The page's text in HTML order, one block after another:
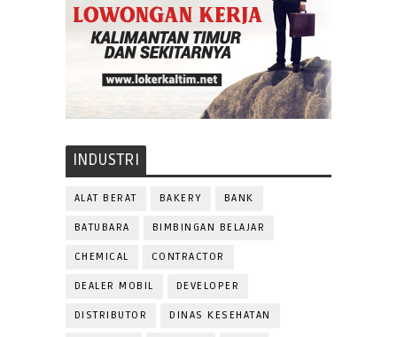
INDUSTRI
ALAT BERAT BAKERY BANK
BATUBARA BIMBINGAN BELAJAR
CHEMICAL CONTRACTOR
DEALER MOBIL DEVELOPER
DISTRIBUTOR DINAS KESEHATAN